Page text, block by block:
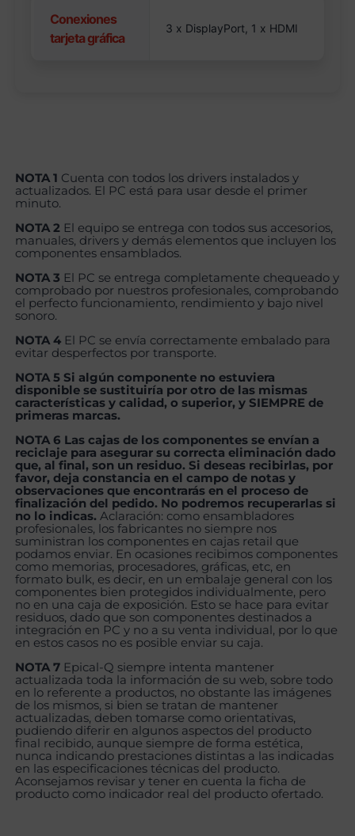
Conexiones
tarjeta gráfica
3 x DisplayPort, 1 x HDMI
NOTA 1 Cuenta con todos los drivers instalados y
actualizados. El PC está para usar desde el primer
minuto.
NOTA 2 El equipo se entrega con todos sus accesorios,
manuales, drivers y demás elementos que incluyen los
componentes ensamblados.
NOTA 3 El PC se entrega completamente chequeado y
comprobado por nuestros profesionales, comprobando
el perfecto funcionamiento, rendimiento y bajo nivel
sonoro.
NOTA 4 El PC se envía correctamente embalado para
evitar desperfectos por transporte.
NOTA 5 Si algún componente no estuviera
disponible se sustituiría por otro de las mismas
características y calidad, o superior, y SIEMPRE de
primeras marcas.
NOTA 6 Las cajas de los componentes se envían a
reciclaje para asegurar su correcta eliminación dado
que, al final, son un residuo. Si deseas recibirlas, por
favor, deja constancia en el campo de notas y
observaciones que encontrarás en el proceso de
finalización del pedido. No podremos recuperarlas si
no lo indicas. Aclaración: como ensambladores
profesionales, los fabricantes no siempre nos
suministran los componentes en cajas retail que
podamos enviar. En ocasiones recibimos componentes
como memorias, procesadores, gráficas, etc, en
formato bulk, es decir, en un embalaje general con los
componentes bien protegidos individualmente, pero
no en una caja de exposición. Esto se hace para evitar
residuos, dado que son componentes destinados a
integración en PC y no a su venta individual, por lo que
en estos casos no es posible enviar su caja.
NOTA 7 Epical-Q siempre intenta mantener
actualizada toda la información de su web, sobre todo
en lo referente a productos, no obstante las imágenes
de los mismos, si bien se tratan de mantener
actualizadas, deben tomarse como orientativas,
pudiendo diferir en algunos aspectos del producto
final recibido, aunque siempre de forma estética,
nunca indicando prestaciones distintas a las indicadas
en las especificaciones técnicas del producto.
Aconsejamos revisar y tener en cuenta la ficha de
producto como indicador real del producto ofertado.